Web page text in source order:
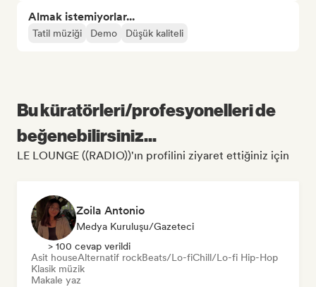
Almak istemiyorlar...
Tatil müziği Demo Düşük kaliteli
Bu küratörleri/profesyonelleri de
beğenebilirsiniz...
LE LOUNGE ((RADIO))'ın profilini ziyaret ettiğiniz için
Zoila Antonio
Medya Kuruluşu/Gazeteci
> 100 cevap verildi
Asit houseAlternatif rockBeats/Lo-fiChill/Lo-fi Hip-Hop
Klasik müzik
Makale yaz